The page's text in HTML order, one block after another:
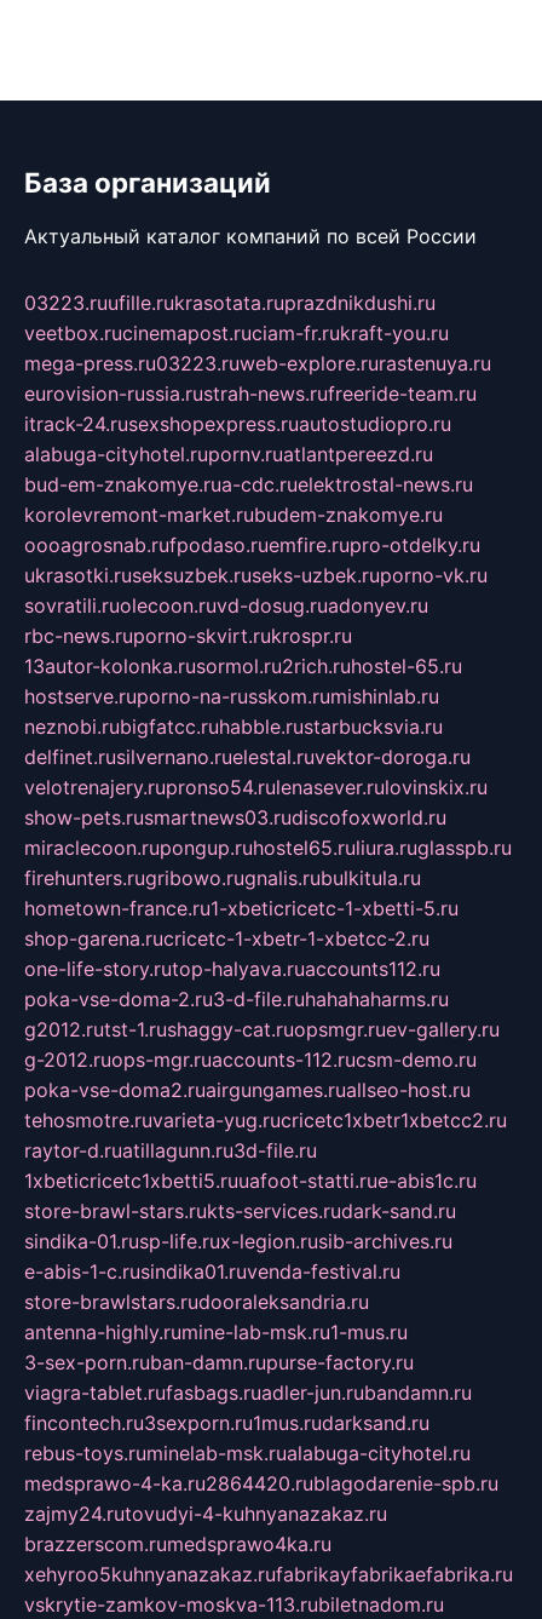
База организаций
Актуальный каталог компаний по всей России
03223.ruufille.rukrasotata.ruprazdnikdushi.ru
veetbox.rucinemapost.ruciam-fr.rukraft-you.ru
mega-press.ru03223.ruweb-explore.rurastenuya.ru
eurovision-russia.rustrah-news.rufreeride-team.ru
itrack-24.rusexshopexpress.ruautostudiopro.ru
alabuga-cityhotel.rupornv.ruatlantpereezd.ru
bud-em-znakomye.rua-cdc.ruelektrostal-news.ru
korolevremont-market.rubudem-znakomye.ru
oooagrosnab.rufpodaso.ruemfire.rupro-otdelky.ru
ukrasotki.ruseksuzbek.ruseks-uzbek.ruporno-vk.ru
sovratili.ruolecoon.ruvd-dosug.ruadonyev.ru
rbc-news.ruporno-skvirt.rukrospr.ru
13autor-kolonka.rusormol.ru2rich.ruhostel-65.ru
hostserve.ruporno-na-russkom.rumishinlab.ru
neznobi.rubigfatcc.ruhabble.rustarbucksvia.ru
delfinet.rusilvernano.ruelestal.ruvektor-doroga.ru
velotrenajery.rupronso54.rulenasever.rulovinskix.ru
show-pets.rusmartnews03.rudiscofoxworld.ru
miraclecoon.rupongup.ruhostel65.ruliura.ruglasspb.ru
firehunters.rugribowo.rugnalis.rubulkitula.ru
hometown-france.ru1-xbeticricetc-1-xbetti-5.ru
shop-garena.rucricetc-1-xbetr-1-xbetcc-2.ru
one-life-story.rutop-halyava.ruaccounts112.ru
poka-vse-doma-2.ru3-d-file.ruhahahaharms.ru
g2012.rutst-1.rushaggy-cat.ruopsmgr.ruev-gallery.ru
g-2012.ruops-mgr.ruaccounts-112.rucsm-demo.ru
poka-vse-doma2.ruairgungames.ruallseo-host.ru
tehosmotre.ruvarieta-yug.rucricetc1xbetr1xbetcc2.ru
raytor-d.ruatillagunn.ru3d-file.ru
1xbeticricetc1xbetti5.ruuafoot-statti.rue-abis1c.ru
store-brawl-stars.rukts-services.rudark-sand.ru
sindika-01.rusp-life.rux-legion.rusib-archives.ru
e-abis-1-c.rusindika01.ruvenda-festival.ru
store-brawlstars.rudooraleksandria.ru
antenna-highly.rumine-lab-msk.ru1-mus.ru
3-sex-porn.ruban-damn.rupurse-factory.ru
viagra-tablet.rufasbags.ruadler-jun.rubandamn.ru
fincontech.ru3sexporn.ru1mus.rudarksand.ru
rebus-toys.ruminelab-msk.rualabuga-cityhotel.ru
medsprawo-4-ka.ru2864420.rublagodarenie-spb.ru
zajmy24.rutovudyi-4-kuhnyanazakaz.ru
brazzerscom.rumedsprawo4ka.ru
xehyroo5kuhnyanazakaz.rufabrikayfabrikaefabrika.ru
vskrytie-zamkov-moskva-113.rubiletnadom.ru